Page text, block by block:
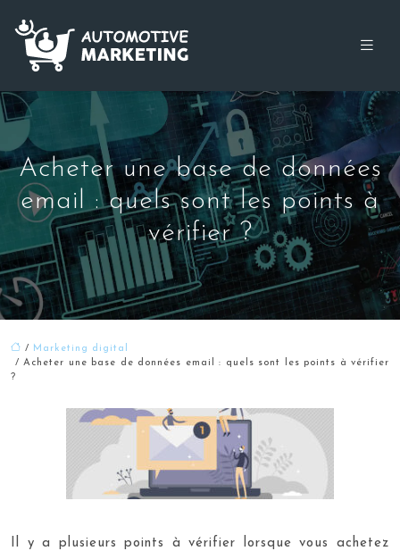
Acheter une base de données
email : quels sont les points à
vérifier ?
/
Marketing digital
/ Acheter une base de données email : quels sont les points à vérifier
?
Il y a plusieurs points à vérifier lorsque vous achetez